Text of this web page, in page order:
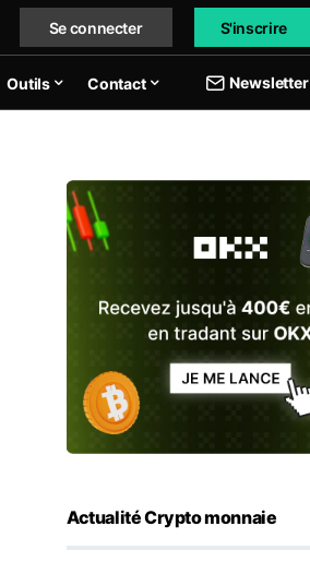
Se connecter S'inscrire
Outils Contact Newsletter
Actualité Crypto monnaie